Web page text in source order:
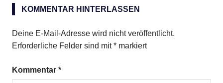
KOMMENTAR HINTERLASSEN
Deine E-Mail-Adresse wird nicht veröffentlicht.
Erforderliche Felder sind mit* markiert
Kommentar *